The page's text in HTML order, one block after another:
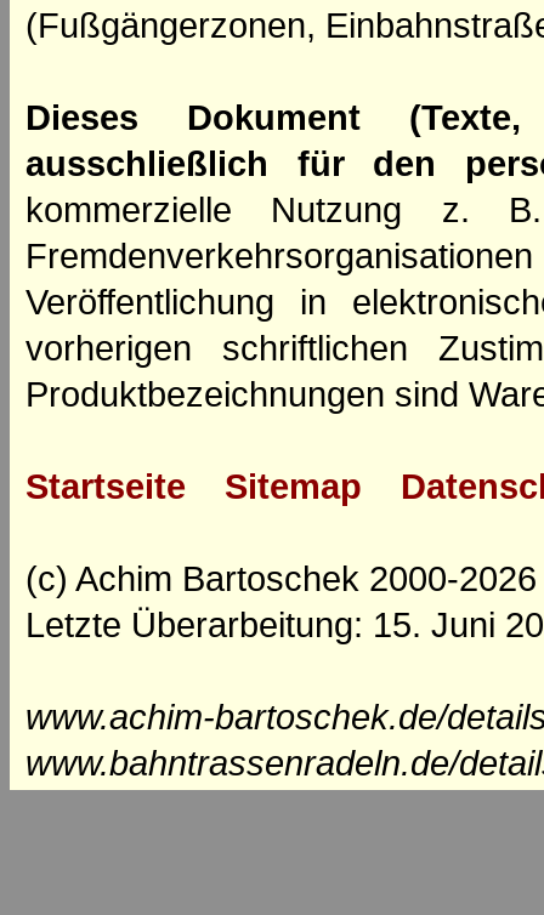
(Fußgängerzonen,
Dieses Dokument
ausschließlich für den
kommerzielle Nutzung z.
Veröffentlichung in
vorherigen schriftlichen
Produktbezeichnungen sind
Startseite Sitemap
(c) Achim Bartoschek 2000-2026
Letzte Überarbeitung: 15. Juni
www.achim-bartoschek.de/
www.bahntrassenradeln.de/